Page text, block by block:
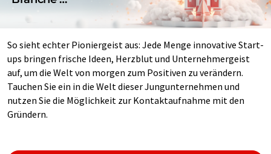
So sieht echter Pioniergeist aus: Jede Menge innovative Start-
ups bringen frische Ideen, Herzblut und Unternehmergeist
auf, um die Welt von morgen zum Positiven zu verändern.
Tauchen Sie ein in die Welt dieser Jungunternehmen und
nutzen Sie die Möglichkeit zur Kontaktaufnahme mit den
Gründern.